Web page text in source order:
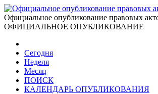
Официальное опубликование правовых
ОФИЦИАЛЬНОЕ ОПУБЛИКОВАНИЕ
Сегодня
Неделя
Месяц
ПОИСК
КАЛЕНДАРЬ ОПУБЛИКОВАНИЯ